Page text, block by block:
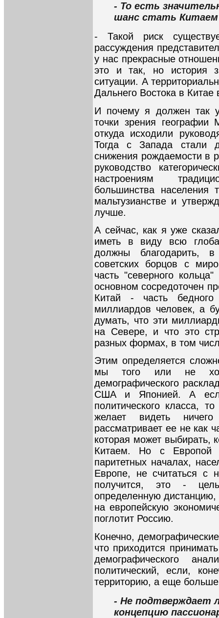
- То есть
шанс стать
- Такой риск
рассуждения
у нас прекрасные
это и так, но история
ситуации. А
Дальнего Востока в
И почему я должен так
точки зрения
откуда исходили
Тогда с Запада стали
снижения рождаемости в
руководство
настроениям
большинства населения
мальтузианстве и
лучше.
А сейчас, как я уже
иметь в виду всю
должны благодарить, в
советских борцов с
часть "северного
основном сосредоточен
Китай - часть
миллиардов человек, а
думать, что эти
на Севере, и что это
разных формах, в том
Этим определяется
мы того или не
демографического
США и Японией. А
политического класса,
желает видеть
рассматривает ее не как
которая может выбирать,
Китаем. Но с Европой
паритетных началах,
Европе, не считаться с
получится, это -
определенную
на европейскую
поглотит Россию.
Конечно,
что приходится
демографического
политический, если,
территорию, а еще
- Не подтверждает
концепцию